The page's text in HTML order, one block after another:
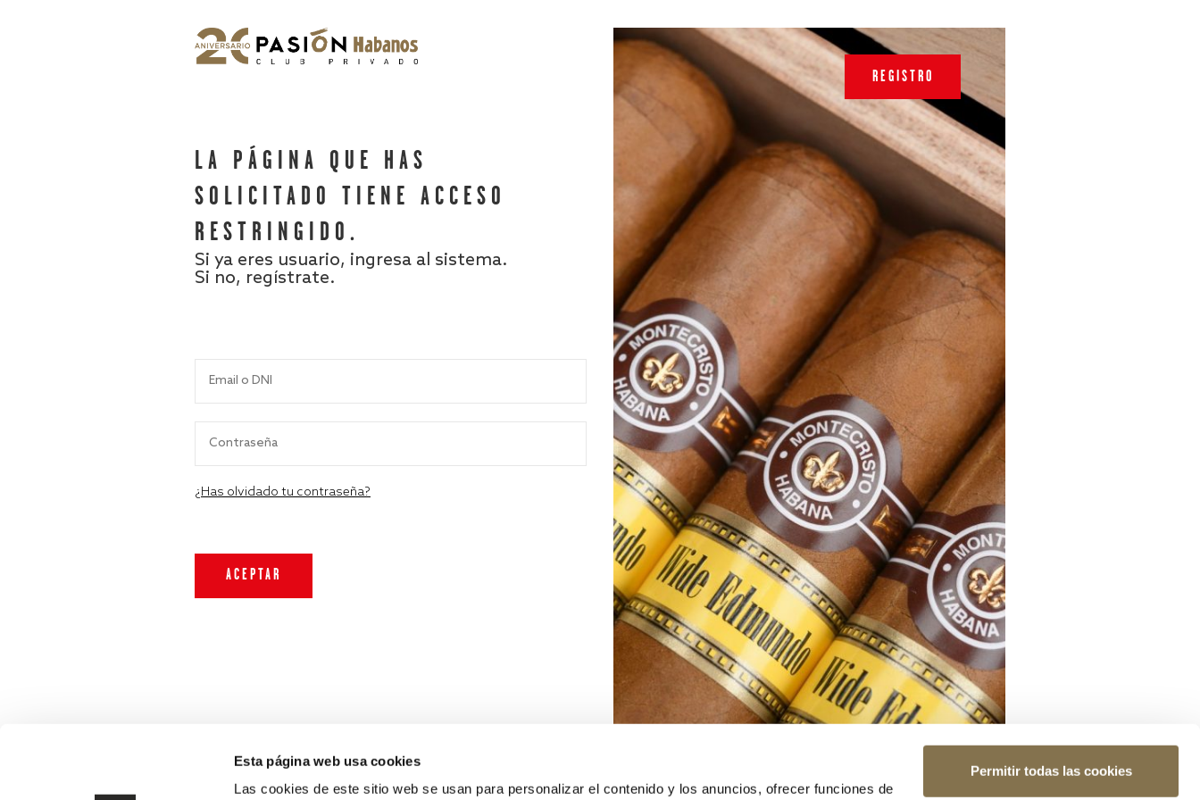
Esta página web usa cookies
Las cookies de este sitio web se usan para personalizar el contenido y los anuncios, ofrecer funciones de
Permitir todas las cookies
LA PÁGINA QUE HAS
SOLICITADO TIENE ACCESO
RESTRINGIDO.
Si ya eres usuario, ingresa al sistema.
Si no, regístrate.
¿Has olvidado tu contraseña?
REGISTRO